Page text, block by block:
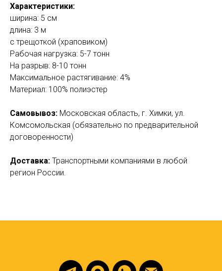
Характеристики:
ширина: 5 см
длина: 3 м
с трещоткой (храповиком)
Рабочая нагрузка: 5-7 тонн
На разрыв: 8-10 тонн
Максимальное растягивание: 4%
Материал: 100% полиэстер
Самовывоз: Московская область, г. Химки, ул.
Комсомольская (обязательно по предварительной
договоренности)
Доставка: Транспортными компаниями в любой
регион России.